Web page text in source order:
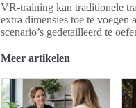
VR-training kan traditionele
extra dimensies toe te
scenario’s gedetailleerd te
Meer artikelen